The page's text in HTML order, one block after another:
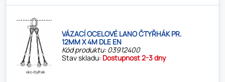
VÁZACÍ OCELOVÉ LANO ČTYŘHÁK PR.
12MM X 4M DLE EN
Kód produktu: 03912400
Stav skladu: Dostupnost 2-3 dny